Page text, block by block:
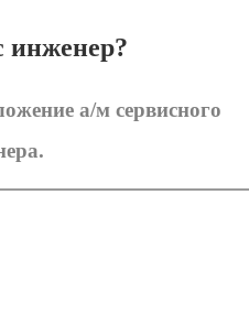
инженер?
а/м сервисного